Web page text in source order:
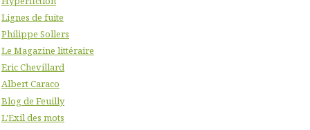
Lignes de fuite
Philippe Sollers
Le Magazine littéraire
Eric Chevillard
Albert Caraco
Blog de Feuilly
L'Exil des mots